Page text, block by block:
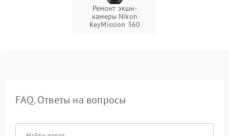
Ремонт экшн-
камеры Nikon
KeyMission 360
FAQ. Ответы на вопросы